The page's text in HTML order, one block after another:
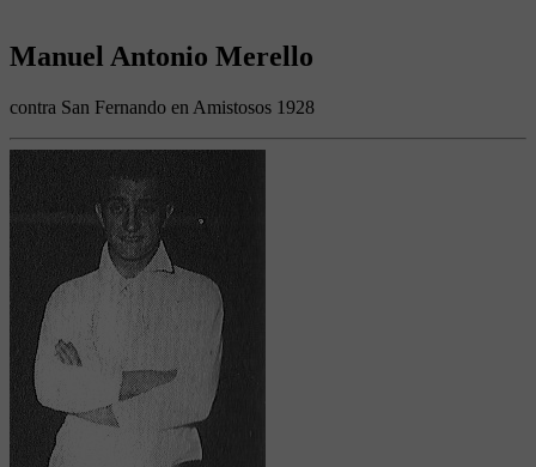
Manuel Antonio Merello
contra San Fernando en Amistosos 1928